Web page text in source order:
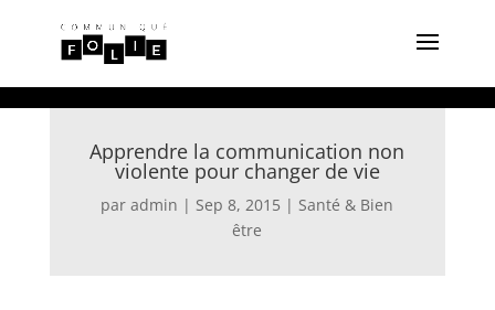
Apprendre la communication non
violente pour changer de vie
paradmin | Sep 8, 2015 | Santé & Bien
être